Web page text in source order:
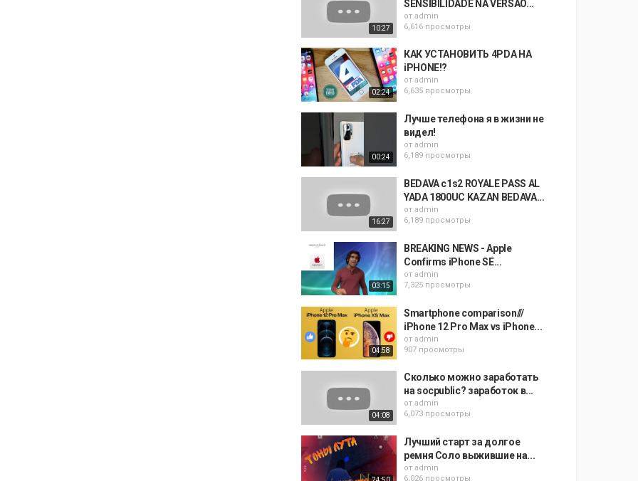
10:27
SENSIBILIDADE NA VERSÃO...
от admin
6,616 просмотры
02:24
КАК УСТАНОВИТЬ 4PDA НА
iPHONE!?
от admin
6,635 просмотры
00:24
Лучше телефона я в жизни не
видел!
от admin
6,189 просмотры
16:27
BEDAVA c1s2 ROYALE PASS AL
YADA 1800UC KAZAN BEDAVA...
от admin
6,189 просмотры
03:15
BREAKING NEWS - Apple
Confirms iPhone SE...
от admin
7,325 просмотры
04:58
Smartphone comparison///
iPhone 12 Pro Max vs iPhone...
от admin
907 просмотры
04:08
Сколько можно заработать
на socpublic? заработок в...
от admin
6,073 просмотры
Лучший старт за долгое
ремня Соло выжившие на...
от admin
6,026 просмотры